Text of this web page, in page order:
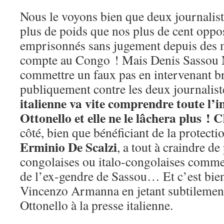
Nous le voyons bien que deux
plus de poids que nos plus de cent
emprisonnés sans jugement depuis
compte au Congo ! Mais Denis Sassou
commettre un faux pas en intervenant
publiquement contre les deux
italienne va vite comprendre toute
Ottonello et elle ne le lâchera plus ! C
côté, bien que bénéficiant de la
ErminioDeScalzi, a tout à craindre
congolaises ou italo-congolaises
de l’ex-gendre de Sassou… Et c’est
Vincenzo Armanna en jetant
Ottonello à la presse italienne.